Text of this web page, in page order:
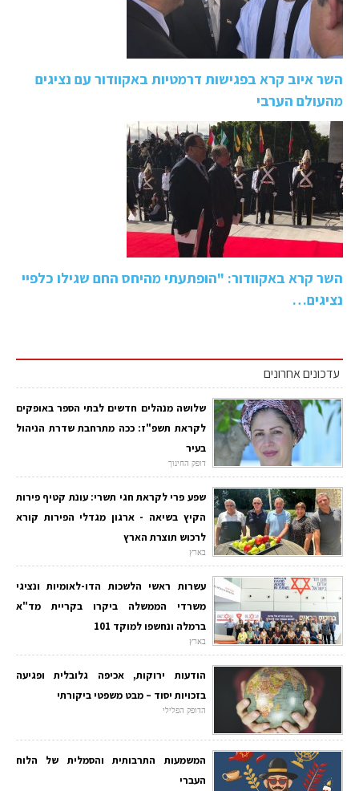
השר איוב קרא בפגישות דרמטיות באקוודור עם נציגים
מהעולם הערבי
השר קרא באקוודור: "הופתעתי מהיחס החם שגילו כלפיי
נציגים…
עדכונים אחרונים
שלושה מנהלים חדשים לבתי הספר באופקים
לקראת תשפ"ז: ככה מתרחבת שדרת הניהול
בעיר
דופק החינוך
שפע פרי לקראת חגי תשרי: עונת קטיף פירות
הקיץ בשיאה - ארגון מגדלי הפירות קורא
לרכוש תוצרת הארץ
בארץ
עשרות ראשי הלשכות הדו-לאומיות ונציגי
משרדי הממשלה ביקרו בקריית מד"א
ברמלה ונחשפו למוקד 101
בארץ
הודעות ירוקות, אכיפה גלובלית ופגיעה
בזכויות יסוד – מבט משפטי ביקורתי
הדופק הפלילי
המשמעות התרבותית והסמלית של הלוח
העברי